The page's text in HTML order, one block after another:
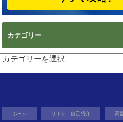
カテゴリー
カ
ホーム サトシ 自己紹介 高